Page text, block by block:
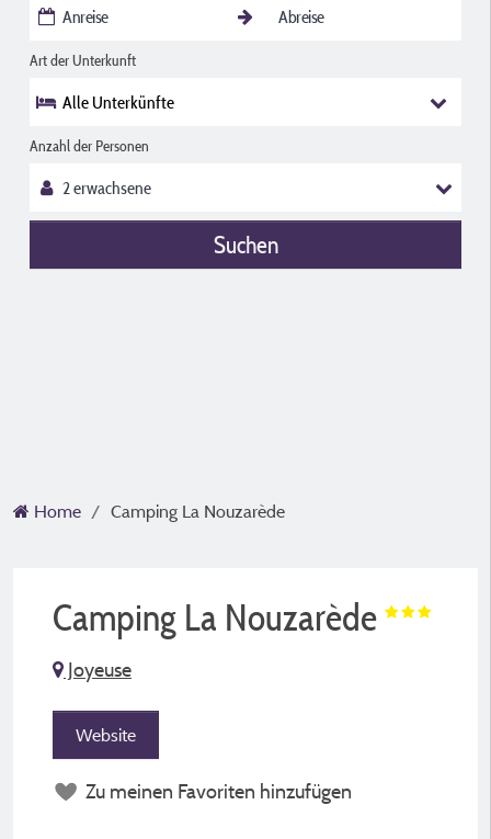
Art der Unterkunft
Alle Unterkünfte
Anzahl der Personen
Suchen
Home Camping La Nouzarède
Camping La Nouzarède
Joyeuse
Website
Zu meinen Favoriten hinzufügen